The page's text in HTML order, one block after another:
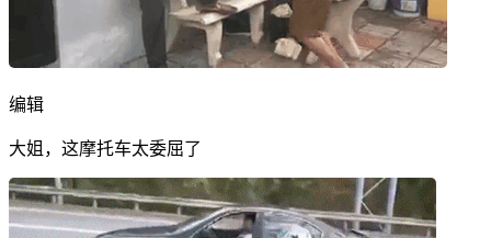
编辑
大姐，这摩托车太委屈了